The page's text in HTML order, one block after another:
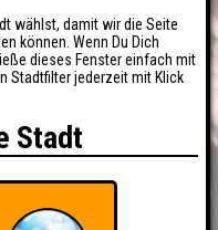
wählst, damit wir die Seite
können. Wenn Du Dich
dieses Fenster einfach mit
Stadtfilter jederzeit mit Klick
Stadt